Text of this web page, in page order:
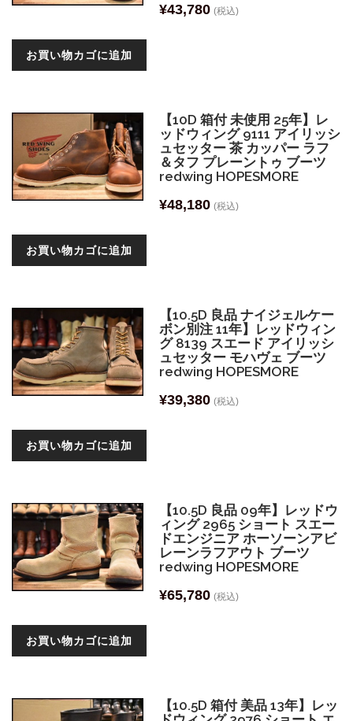
¥43,780 (税込)
お買い物カゴに追加
【10D 箱付 未使用 25年】レ
ッドウィング 9111 アイリッシ
ュセッター 茶 カッパー ラフ
＆タフ プレーントゥ ブーツ
redwing HOPESMORE
¥48,180 (税込)
お買い物カゴに追加
【10.5D 良品 ナイジェルケー
ボン別注 11年】レッドウィン
グ 8139 スエード アイリッシ
ュセッター モハヴェ ブーツ
redwing HOPESMORE
¥39,380 (税込)
お買い物カゴに追加
【10.5D 良品 09年】レッドウ
ィング 2965 ショート スエー
ドエンジニア ホーソーンアビ
レーンラフアウト ブーツ
redwing HOPESMORE
¥65,780 (税込)
お買い物カゴに追加
【10.5D 箱付 美品 13年】レッ